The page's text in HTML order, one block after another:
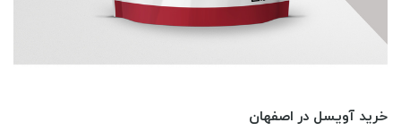
خرید آویسل در اصفهان